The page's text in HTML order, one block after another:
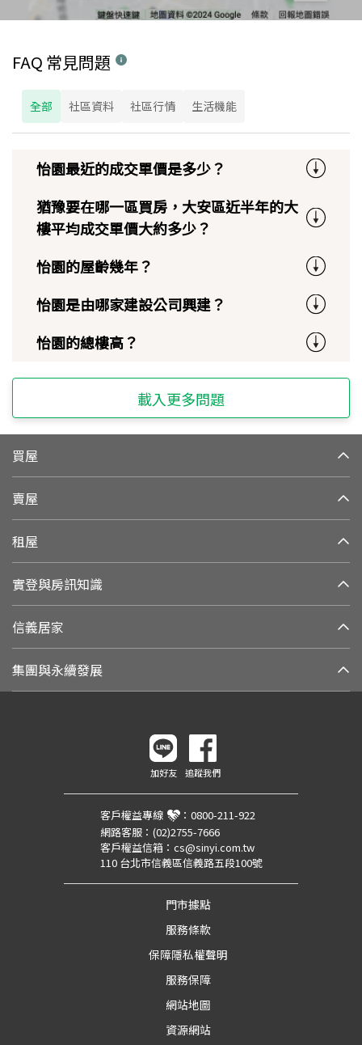
FAQ 常見問題
全部 社區資料 社區行情 生活機能
怡園最近的成交單價是多少？
猶豫要在哪一區買房，大安區近半年的大
樓平均成交單價大約多少？
怡園的屋齡幾年？
怡園是由哪家建設公司興建？
怡園的總樓高？
載入更多問題
買屋
賣屋
租屋
實登與房訊知識
信義居家
集團與永續發展
加好友 追蹤我們
客戶權益專線 ： 0800-211-922
網路客服： (02)2755-7666
客戶權益信箱： cs@sinyi.com.tw
110 台北市信義區信義路五段100號
門市據點
服務條款
保障隱私權聲明
服務保障
網站地圖
資源網站